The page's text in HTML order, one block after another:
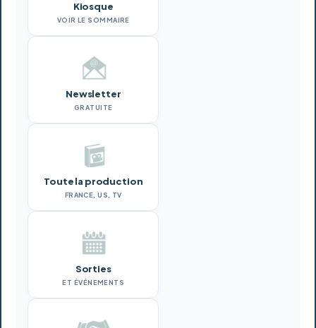
Kiosque
VOIR LE SOMMAIRE
Newsletter
GRATUITE
Toute la production
FRANCE, US, TV
Sorties
ET ÉVÉNEMENTS